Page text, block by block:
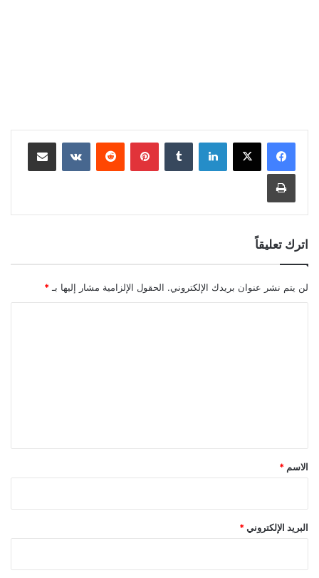
لينكدإن بينتيريست مشاركة عبر البريد
طباعة
اترك تعليقاً
لن يتم نشر عنوان بريدك الإلكتروني. الحقول الإلزامية مشار إليها بـ *
*
الاسم *
البريد الإلكتروني *